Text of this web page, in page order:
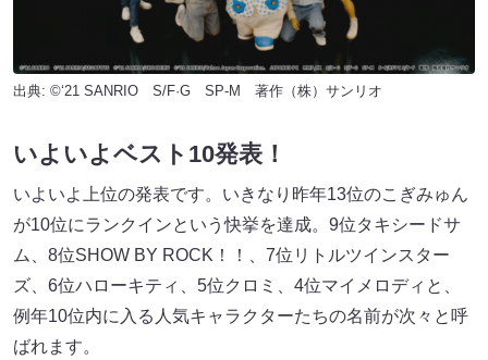
出典: ©‘21 SANRIO S/F·G SP-M 著作（株）サンリオ
いよいよベスト10発表！
いよいよ上位の発表です。いきなり昨年13位のこぎみゅん
が10位にランクインという快挙を達成。9位タキシードサ
ム、8位SHOW BY ROCK！！、7位リトルツインスター
ズ、6位ハローキティ、5位クロミ、4位マイメロディと、
例年10位内に入る人気キャラクターたちの名前が次々と呼
ばれます。